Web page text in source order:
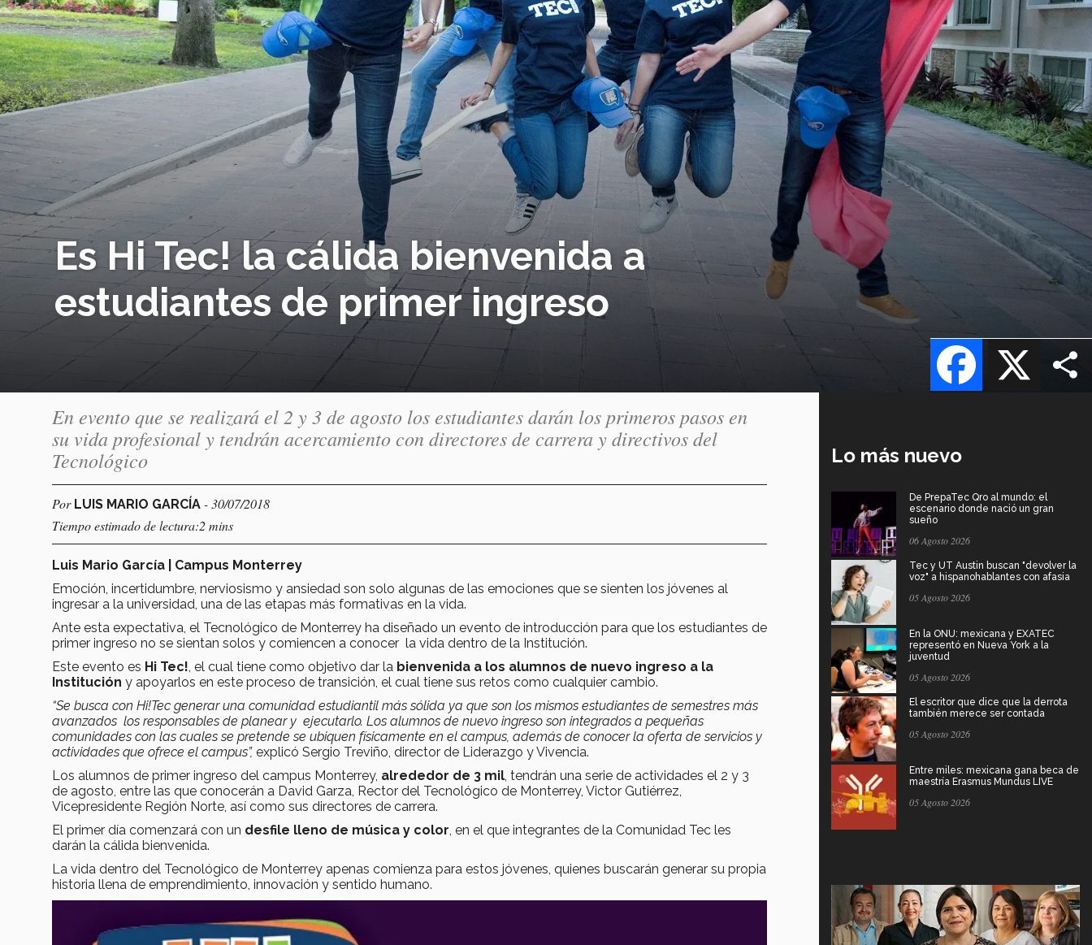
Es Hi Tec! la cálida bienvenida a
estudiantes de primer ingreso
X
Facebook
En evento que se realizará el 2 y 3 de agosto los estudiantes darán los primeros pasos en
su vida profesional y tendrán acercamiento con directores de carrera y directivos del
Tecnológico
Por LUIS MARIO GARCÍA - 30/07/2018
Tiempo estimado de lectura:2 mins
Luis Mario García | Campus Monterrey
Emoción, incertidumbre, nerviosismo y ansiedad son solo algunas de las emociones que se sienten los jóvenes al
ingresar a la universidad, una de las etapas más formativas en la vida.
Ante esta expectativa, el Tecnológico de Monterrey ha diseñado un evento de introducción para que los estudiantes de
primer ingreso no se sientan solos y comiencen a conocer la vida dentro de la Institución.
Este evento es Hi Tec! , el cual tiene como objetivo dar la bienvenida a los alumnos de nuevo ingreso a la
Institución y apoyarlos en este proceso de transición, el cual tiene sus retos como cualquier cambio.
“Se busca con Hi!Tec generar una comunidad estudiantil más sólida ya que son los mismos estudiantes de semestres más
avanzados los responsables de planear y ejecutarlo. Los alumnos de nuevo ingreso son integrados a pequeñas
comunidades con las cuales se pretende se ubiquen físicamente en el campus, además de conocer la oferta de servicios y
actividades que ofrece el campus”, explicó Sergio Treviño, director de Liderazgo y Vivencia.
Los alumnos de primer ingreso del campus Monterrey, alrededor de 3 mil , tendrán una serie de actividades el 2 y 3
de agosto, entre las que conocerán a David Garza, Rector del Tecnológico de Monterrey, Victor Gutiérrez,
Vicepresidente Región Norte, así como sus directores de carrera.
El primer día comenzará con un desfile lleno de música y color , en el que integrantes de la Comunidad Tec les
darán la cálida bienvenida.
La vida dentro del Tecnológico de Monterrey apenas comienza para estos jóvenes, quienes buscarán generar su propia
historia llena de emprendimiento, innovación y sentido humano.
Lo más nuevo
De PrepaTec Qro al mundo: el
escenario donde nació un gran
sueño
06 Agosto 2026
Tec y UT Austin buscan "devolver la
voz" a hispanohablantes con afasia
05 Agosto 2026
En la ONU: mexicana y EXATEC
representó en Nueva York a la
juventud
05 Agosto 2026
El escritor que dice que la derrota
también merece ser contada
05 Agosto 2026
Entre miles: mexicana gana beca de
maestría Erasmus Mundus LIVE
05 Agosto 2026